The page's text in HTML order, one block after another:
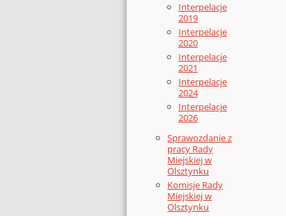
Interpelacje
2019
Interpelacje
2020
Interpelacje
2021
Interpelacje
2024
Interpelacje
2026
Sprawozdanie z
pracy Rady
Miejskiej w
Olsztynku
Komisje Rady
Miejskiej w
Olsztynku